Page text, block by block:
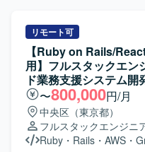
リモート可
【Ruby on Rails/
用】フルスタックエン
ド業務支援システム開
〜800,000円/月
中央区（東京都）
フルスタックエンジニ
Ruby ・ Rails ・ AWS ・